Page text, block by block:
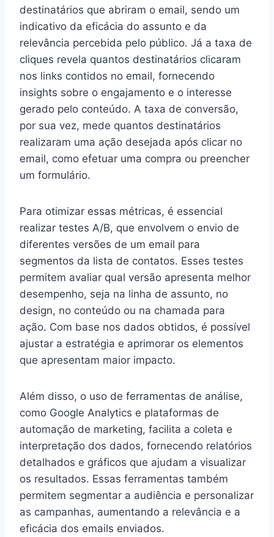
destinatários que abriram o email, sendo um
indicativo da eficácia do assunto e da
relevância percebida pelo público. Já a taxa de
cliques revela quantos destinatários clicaram
nos links contidos no email, fornecendo
insights sobre o engajamento e o interesse
gerado pelo conteúdo. A taxa de conversão,
por sua vez, mede quantos destinatários
realizaram uma ação desejada após clicar no
email, como efetuar uma compra ou preencher
um formulário.
Para otimizar essas métricas, é essencial
realizar testes A/B, que envolvem o envio de
diferentes versões de um email para
segmentos da lista de contatos. Esses testes
permitem avaliar qual versão apresenta melhor
desempenho, seja na linha de assunto, no
design, no conteúdo ou na chamada para
ação. Com base nos dados obtidos, é possível
ajustar a estratégia e aprimorar os elementos
que apresentam maior impacto.
Além disso, o uso de ferramentas de análise,
como Google Analytics e plataformas de
automação de marketing, facilita a coleta e
interpretação dos dados, fornecendo relatórios
detalhados e gráficos que ajudam a visualizar
os resultados. Essas ferramentas também
permitem segmentar a audiência e personalizar
as campanhas, aumentando a relevância e a
eficácia dos emails enviados.